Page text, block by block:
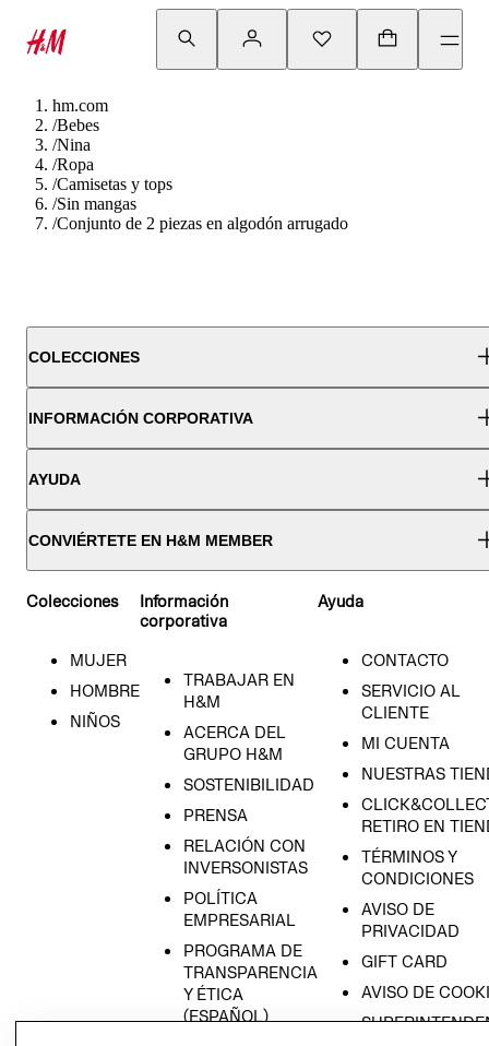
hm.com
/Bebes
/Nina
/Ropa
/Camisetas y tops
/Sin mangas
/Conjunto de 2 piezas en algodón arrugado
COLECCIONES
INFORMACIÓN CORPORATIVA
AYUDA
CONVIÉRTETE EN H&M MEMBER
Colecciones
MUJER
HOMBRE
NIÑOS
Información
corporativa
TRABAJAR EN
H&M
ACERCA DEL
GRUPO H&M
SOSTENIBILIDAD
PRENSA
RELACIÓN CON
INVERSONISTAS
POLÍTICA
EMPRESARIAL
PROGRAMA DE
TRANSPARENCIA
Y ÉTICA
(ESPAÑOL)
Ayuda
CONTACTO
SERVICIO AL
CLIENTE
MI CUENTA
NUESTRAS
RETIRO EN
TÉRMINOS Y
CONDICIONES
AVISO DE
PRIVACIDAD
GIFT CARD
AVISO DE